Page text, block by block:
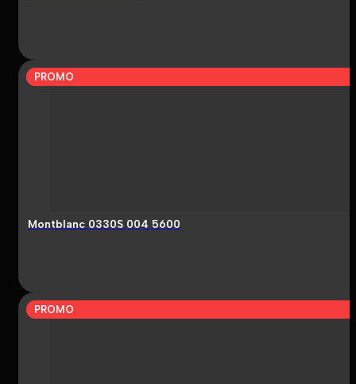
PROMO
Montblanc 0330S 004 5600
PROMO